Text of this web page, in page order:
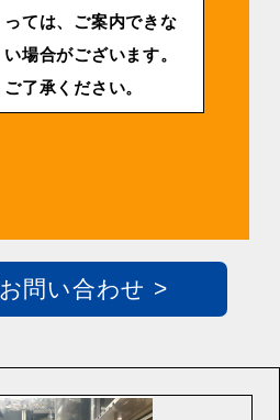
っては、ご案内できな
い場合がございます。
ご了承ください。
問い合わせ >